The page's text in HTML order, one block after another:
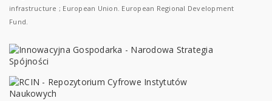
infrastructure ; European Union. European Regional Development
Fund.